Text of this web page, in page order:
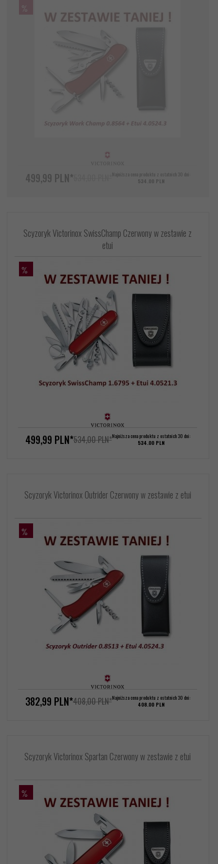
%
499,99 PLN*
Najniższa cena produktu z ostatnich 30 dni:
534.00 PLN
Scyzoryk Victorinox SwissChamp Czerwony w zestawie z
etui
%
499,99 PLN*534,00 PLN*Najniższa cena produktu z ostatnich 30 dni:
534.00 PLN
Scyzoryk Victorinox Outrider Czerwony w zestawie z etui
%
382,99 PLN*408,00 PLN*Najniższa cena produktu z ostatnich 30 dni:
408.00 PLN
Scyzoryk Victorinox Spartan Czerwony w zestawie z etui
%